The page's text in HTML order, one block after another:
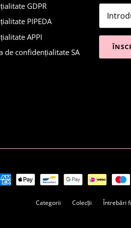
GDPR
PIPEDA
APPI
de confidențialitate SA
Categorii Colecții Întrebări